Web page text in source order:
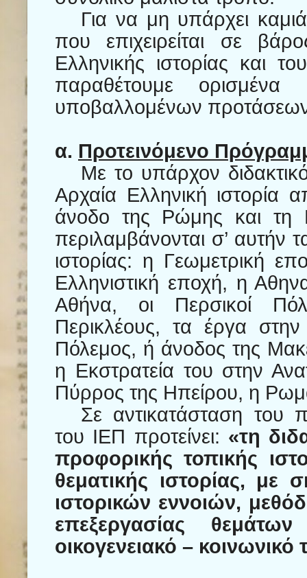
Για να μη υπάρχει
που επιχειρείται σε
Ελληνικής ιστορίας και
παραθέτουμε ορισμένα
υποβαλλομένων
α. Προτεινόμενο
Με το υπάρχον
Αρχαία Ελληνική ιστορία
άνοδο της Ρώμης και τη
περιλαμβάνονται σ’ αυτήν
ιστορίας: η Γεωμετρική
Ελληνιστική εποχή, η
Αθήνα, οι Περσικοί
Περικλέους, τα έργα
Πόλεμος, ή άνοδος της
η Εκστρατεία του στην
Πύρρος της Ηπείρου, η
Σε αντικατάσταση του
του ΙΕΠ προτείνει: «τη
προφορικής τοπικής
θεματικής ιστορίας, με
ιστορικών εννοιών,
επεξεργασίας
οικογενειακό –